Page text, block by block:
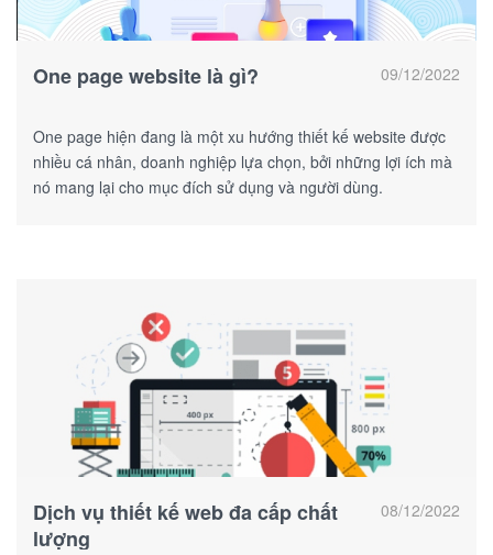
09/12/2022
One page website là gì?
One page hiện đang là một xu hướng thiết kế website được
nhiều cá nhân, doanh nghiệp lựa chọn, bởi những lợi ích mà
nó mang lại cho mục đích sử dụng và người dùng.
08/12/2022
Dịch vụ thiết kế web đa cấp chất
lượng